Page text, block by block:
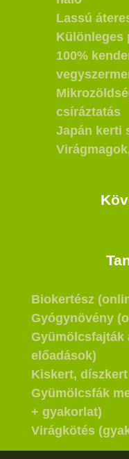
Lassú
Különleges
100%
csíráztatás
Japán kerti
Biokertész
Gyógynövény
Gyümölcsfajták
előadások)
Kiskert,
Gyümölcsfák
+ gyakorlat)
Virágkötés